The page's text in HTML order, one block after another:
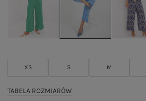
XS S M
TABELA ROZMIARÓW